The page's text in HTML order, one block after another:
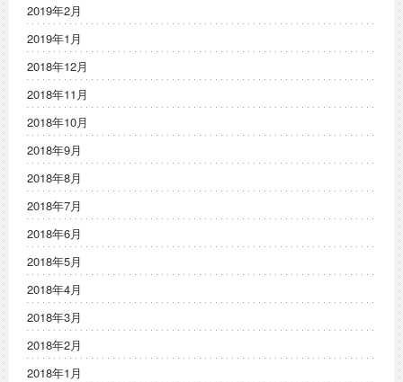
2019年2月
2019年1月
2018年12月
2018年11月
2018年10月
2018年9月
2018年8月
2018年7月
2018年6月
2018年5月
2018年4月
2018年3月
2018年2月
2018年1月